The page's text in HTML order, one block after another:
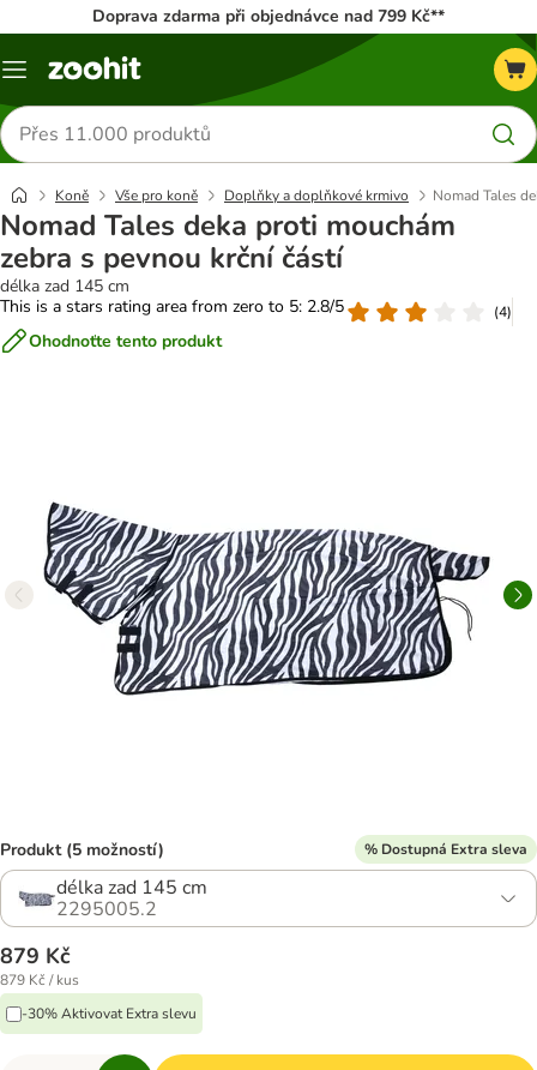
Doprava zdarma při objednávce nad 799 Kč**
Menu
Hledat
produkty
Koně Vše pro koně Doplňky a doplňkové krmivo Nomad Tales
Nomad Tales deka proti mouchám
zebra s pevnou krční částí
délka zad 145 cm
This is a stars rating area from zero to 5: 2.8/5
(4)
Ohodnoťte tento produkt
Produkt (5 možností) % Dostupná Extra sleva
délka zad 145 cm
2295005.2
879 Kč
879 Kč / kus
-30% Aktivovat Extra slevu